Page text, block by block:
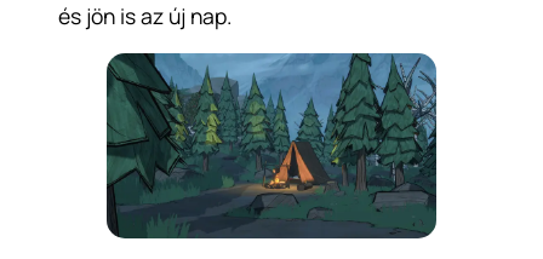
és jön is az új nap.